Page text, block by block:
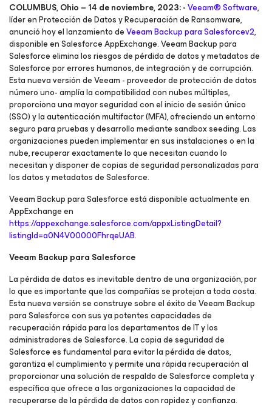
COLUMBUS, Ohio – 14 de noviembre, 2023: -Veeam® Software,
líder en Protección de Datos y Recuperación de Ransomware,
anunció hoy el lanzamiento deVeeam Backup para Salesforcev2,
disponible en Salesforce AppExchange. Veeam Backup para
Salesforce elimina los riesgos de pérdida de datos y metadatos de
Salesforce por errores humanos, de integración y de corrupción.
Esta nueva versión de Veeam - proveedor de protección de datos
número uno- amplía la compatibilidad con nubes múltiples,
proporciona una mayor seguridad con el inicio de sesión único
(SSO) y la autenticación multifactor (MFA), ofreciendo un entorno
seguro para pruebas y desarrollo mediante sandbox seeding. Las
organizaciones pueden implementar en sus instalaciones o en la
nube, recuperar exactamente lo que necesitan cuando lo
necesitan y disponer de copias de seguridad personalizadas para
los datos y metadatos de Salesforce.
Veeam Backup para Salesforce está disponible actualmente en
AppExchange en
https://appexchange.salesforce.com/appxListingDetail?
listingId=a0N4V00000FhrqeUAB.
Veeam Backup para Salesforce
La pérdida de datos es inevitable dentro de una organización, por
lo que es importante que las compañías se protejan a toda costa.
Esta nueva versión se construye sobre el éxito de Veeam Backup
para Salesforce con sus ya potentes capacidades de
recuperación rápida para los departamentos de IT y los
administradores de Salesforce. La copia de seguridad de
Salesforce es fundamental para evitar la pérdida de datos,
garantiza el cumplimiento y permite una rápida recuperación al
proporcionar una solución de respaldo de Salesforce completa y
específica que ofrece a las organizaciones la capacidad de
recuperarse de la pérdida de datos con rapidez y confianza.